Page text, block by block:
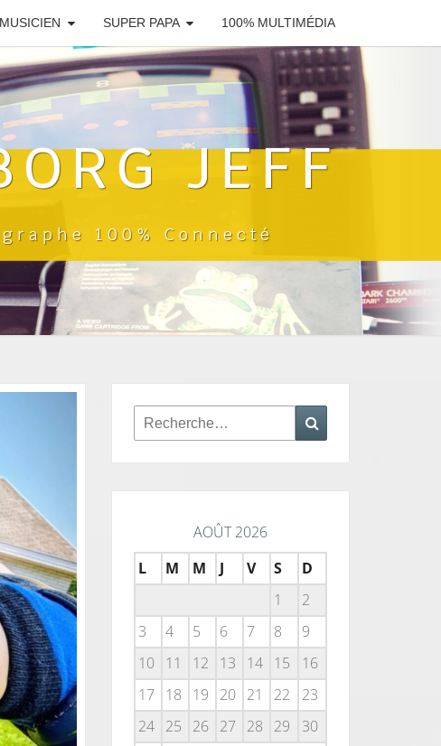
MUSICIEN SUPER PAPA 100% MULTIMÉDIA
JEFF
100% Connecté
Rechercher :
AOÛT 2026
L
M M J V S
D
1
2
3
4 5 6 7 8
9
10
11 12 13 14 15
16
17
18 19 20 21 22
23
24
25 26 27 28 29
30